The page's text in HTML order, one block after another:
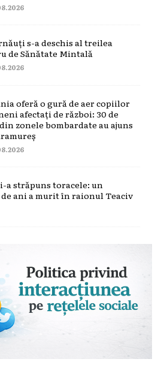
s-a deschis al treilea
de Sănătate Mintală
oferă o gură de aer copiilor
afectați de război: 30 de
zonele bombardate au ajuns
a străpuns toracele: un
ani a murit în raionul Teaciv